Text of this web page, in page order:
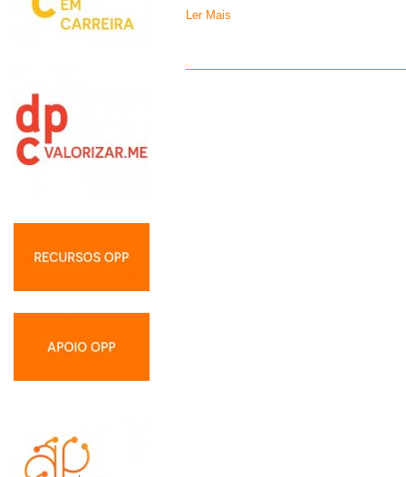
Ler Mais